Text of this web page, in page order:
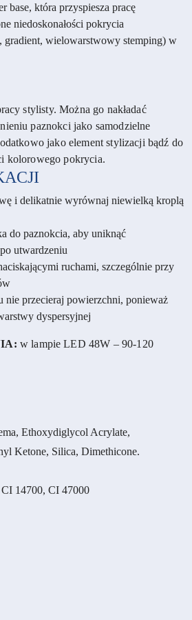
base, która przyspiesza pracę
niedoskonałości pokrycia
gradient, wielowarstwowy stemping) w
stylisty. Można go nakładać
paznokci jako samodzielne
jako element stylizacji bądź do
kolorowego pokrycia.
i delikatnie wyrównaj niewielką kroplą
do paznokcia, aby uniknąć
utwardzeniu
ruchami, szczególnie przy
nie przecieraj powierzchni, ponieważ
dyspersyjnej
w lampie LED 48W – 90-120
Ethoxydiglycol Acrylate,
Ketone, Silica, Dimethicone.
14700, CI 47000